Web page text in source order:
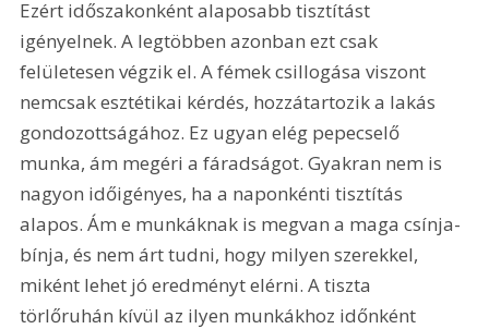
Ezért időszakonként alaposabb tisztítást
igényelnek. A legtöbben azonban ezt csak
felületesen végzik el. A fémek csillogása viszont
nemcsak esztétikai kérdés, hozzátartozik a lakás
gondozottságához. Ez ugyan elég pepecselő
munka, ám megéri a fáradságot. Gyakran nem is
nagyon időigényes, ha a naponkénti tisztítás
alapos. Ám e munkáknak is megvan a maga csínja-
bínja, és nem árt tudni, hogy milyen szerekkel,
miként lehet jó eredményt elérni. A tiszta
törlőruhán kívül az ilyen munkákhoz időnként